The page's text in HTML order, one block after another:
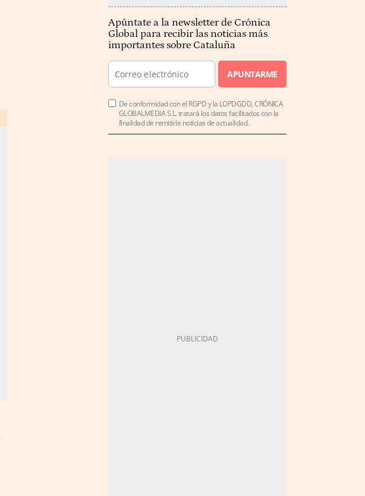
Apúntate a la newsletter de Crónica
Global para recibir las noticias más
importantes sobre Cataluña
APUNTARME
De conformidad con el RGPD y la LOPDGDD, CRÓNICA
GLOBALMEDIA S.L. tratará los datos facilitados con la
finalidad de remitirle noticias de actualidad.